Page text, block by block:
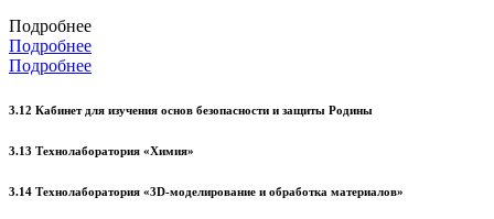
Подробнее
Подробнее
Подробнее
3.12 Кабинет для изучения основ безопасности и защиты Родины
3.13 Технолаборатория «Химия»
3.14 Технолаборатория «3D-моделирование и обработка материалов»